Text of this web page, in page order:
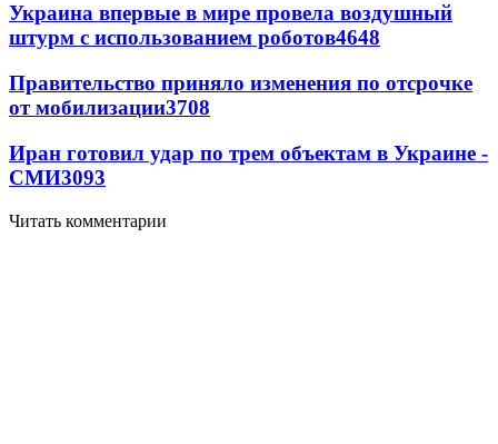
Украина впервые в мире провела воздушный
штурм с использованием роботов4648
Правительство приняло изменения по отсрочке
от мобилизации3708
Иран готовил удар по трем объектам в Украине -
СМИ3093
Читать комментарии